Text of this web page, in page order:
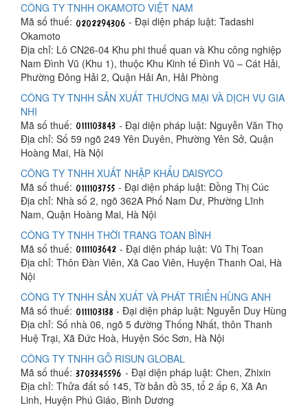
CÔNG TY TNHH OKAMOTO VIỆT NAM
Mã số thuế:
- Đại diện pháp luật: Tadashi
Okamoto
Địa chỉ: Lô CN26-04 Khu phi thuế quan và Khu công nghiệp
Nam Đình Vũ (Khu 1), thuộc Khu Kinh tế Đình Vũ – Cát Hải,
Phường Đông Hải 2, Quận Hải An, Hải Phòng
CÔNG TY TNHH SẢN XUẤT THƯƠNG MẠI VÀ DỊCH VỤ GIA
NHI
Mã số thuế:
- Đại diện pháp luật: Nguyễn Văn Thọ
Địa chỉ: Số 59 ngõ 249 Yên Duyên, Phường Yên Sở, Quận
Hoàng Mai, Hà Nội
CÔNG TY TNHH XUẤT NHẬP KHẨU DAISYCO
Mã số thuế:
- Đại diện pháp luật: Đồng Thị Cúc
Địa chỉ: Nhà số 2, ngõ 362A Phố Nam Dư, Phường Lĩnh
Nam, Quận Hoàng Mai, Hà Nội
CÔNG TY TNHH THỜI TRANG TOAN BÌNH
Mã số thuế:
- Đại diện pháp luật: Vũ Thị Toan
Địa chỉ: Thôn Đàn Viên, Xã Cao Viên, Huyện Thanh Oai, Hà
Nội
CÔNG TY TNHH SẢN XUẤT VÀ PHÁT TRIỂN HÙNG ANH
Mã số thuế:
- Đại diện pháp luật: Nguyễn Duy Hùng
Địa chỉ: Số nhà 06, ngõ 5 đường Thống Nhất, thôn Thanh
Huệ Trại, Xã Đức Hoà, Huyện Sóc Sơn, Hà Nội
CÔNG TY TNHH GỖ RISUN GLOBAL
Mã số thuế:
- Đại diện pháp luật: Chen, Zhixin
Địa chỉ: Thửa đất số 145, Tờ bản đồ 35, tổ 2 ấp 6, Xã An
Linh, Huyện Phú Giáo, Bình Dương